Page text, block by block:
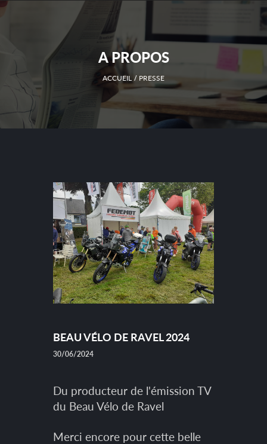
A PROPOS
ACCUEIL PRESSE
BEAU VÉLO DE RAVEL 2024
30/06/2024
Du producteur de l'émission TV
du Beau Vélo de Ravel
Merci encore pour cette belle